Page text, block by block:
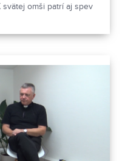
omši patrí aj spev